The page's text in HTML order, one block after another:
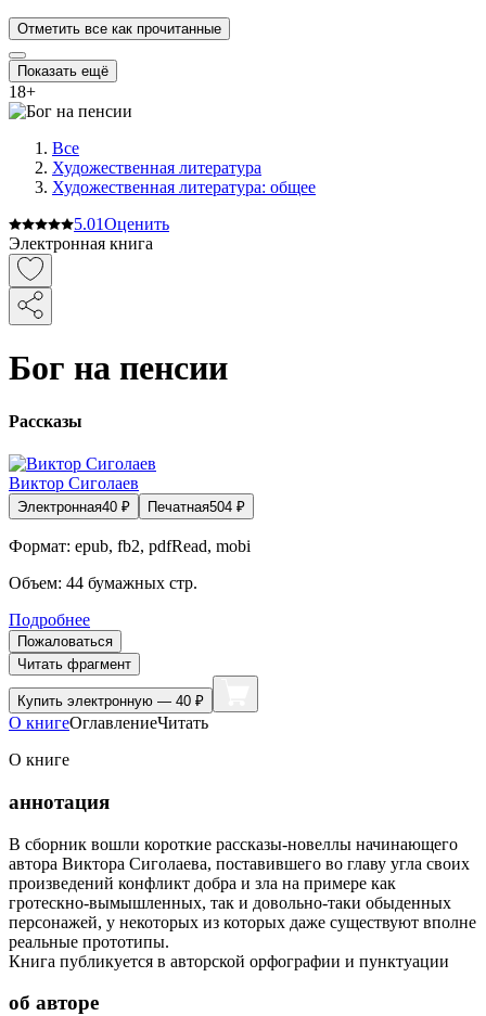
Отметить все как прочитанные
Показать ещё
18+
Все
Художественная литература
Художественная литература: общее
5.01Оценить
Электронная книга
Бог на пенсии
Рассказы
Виктор Сиголаев
Электронная40 ₽ Печатная504 ₽
Формат: epub, fb2, pdfRead, mobi
Объем: 44 бумажных стр.
Подробнее
Пожаловаться
Читать фрагмент
Купить электронную — 40 ₽
О книгеОглавлениеЧитать
О книге
аннотация
В сборник вошли короткие рассказы-новеллы начинающего
автора Виктора Сиголаева, поставившего во главу угла своих
произведений конфликт добра и зла на примере как
гротескно-вымышленных, так и довольно-таки обыденных
персонажей, у некоторых из которых даже существуют вполне
реальные прототипы.
Книга публикуется в авторской орфографии и пунктуации
об авторе